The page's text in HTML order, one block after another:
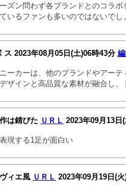
ズン問わず各ブランドとのコラ
いるファンも多いのではないでし
ス 2023年08月05日(土)06時43分
ーカーは、他のブランドやアー
ザインと高品質な素材が融合し
は錆びた ＵＲＬ 2023年09月13日
現する1足が面白い
ィエ風 ＵＲＬ 2023年09月19日(